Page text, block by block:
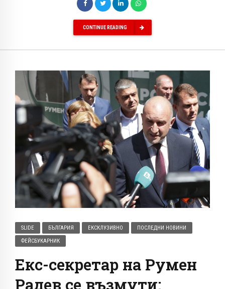
CONTINUE READING
SLIDE БЪЛГАРИЯ ЕКСКЛУЗИВНО ПОСЛЕДНИ НОВИНИ
ФЕЙСБУКАРНИК
Екс-секретар на Румен
Радев се възмути: